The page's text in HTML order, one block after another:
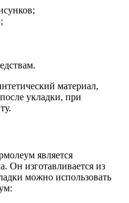
материал,
укладки, при
является
Он изготавливается из
можно использовать